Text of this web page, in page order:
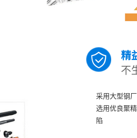
精
不
采用大型钢
选用优良聚
陷